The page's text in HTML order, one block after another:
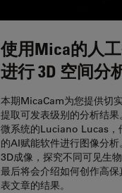
使用Mica的人
进行 3D 空间分
本期MicaCam为您提供切
提取可发表级别的分析结
微系统的Luciano Lucas，
的AI赋能软件进行图像分
3D成像，探究不同可见生
最后将会介绍如何创作高
表文章的结果。